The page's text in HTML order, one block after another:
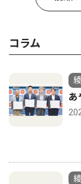
コラム
あ